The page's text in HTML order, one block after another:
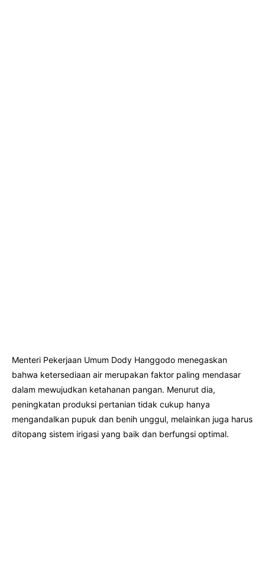
Menteri Pekerjaan Umum Dody Hanggodo menegaskan
bahwa ketersediaan air merupakan faktor paling mendasar
dalam mewujudkan ketahanan pangan. Menurut dia,
peningkatan produksi pertanian tidak cukup hanya
mengandalkan pupuk dan benih unggul, melainkan juga harus
ditopang sistem irigasi yang baik dan berfungsi optimal.